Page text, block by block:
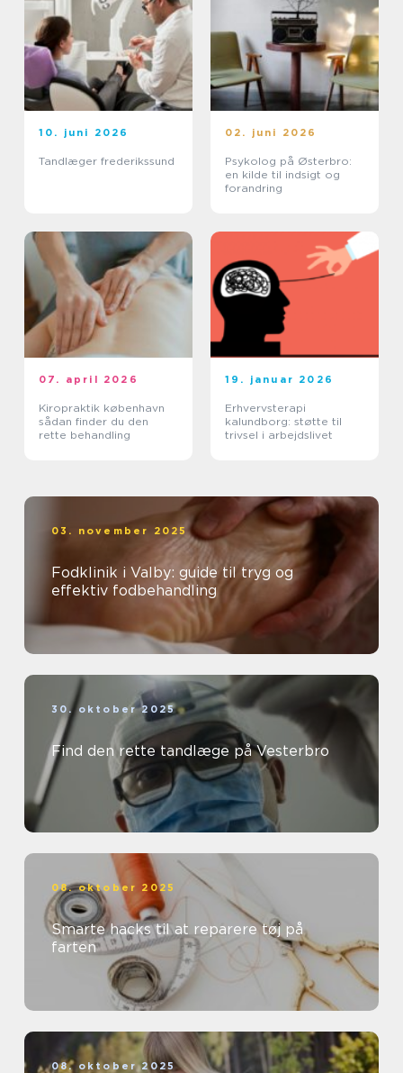
10. juni 2026
Tandlæger frederikssund
02. juni 2026
Psykolog på Østerbro:
en kilde til indsigt og
forandring
07. april 2026
Kiropraktik københavn
sådan finder du den
rette behandling
19. januar 2026
Erhvervsterapi
kalundborg: støtte til
trivsel i arbejdslivet
03. november 2025
Fodklinik i Valby: guide til tryg og
effektiv fodbehandling
30. oktober 2025
Find den rette tandlæge på Vesterbro
08. oktober 2025
Smarte hacks til at reparere tøj på
farten
08. oktober 2025